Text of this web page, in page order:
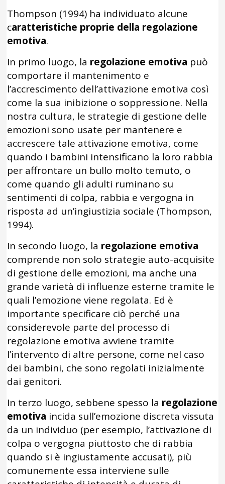
Thompson (1994) ha individuato alcune
caratteristiche proprie della regolazione
emotiva.
In primo luogo, la regolazione emotiva può
comportare il mantenimento e
l’accrescimento dell’attivazione emotiva così
come la sua inibizione o soppressione. Nella
nostra cultura, le strategie di gestione delle
emozioni sono usate per mantenere e
accrescere tale attivazione emotiva, come
quando i bambini intensificano la loro rabbia
per affrontare un bullo molto temuto, o
come quando gli adulti ruminano su
sentimenti di colpa, rabbia e vergogna in
risposta ad un’ingiustizia sociale (Thompson,
1994).
In secondo luogo, la regolazione emotiva
comprende non solo strategie auto-acquisite
di gestione delle emozioni, ma anche una
grande varietà di influenze esterne tramite le
quali l’emozione viene regolata. Ed è
importante specificare ciò perché una
considerevole parte del processo di
regolazione emotiva avviene tramite
l’intervento di altre persone, come nel caso
dei bambini, che sono regolati inizialmente
dai genitori.
In terzo luogo, sebbene spesso la regolazione
emotiva incida sull’emozione discreta vissuta
da un individuo (per esempio, l’attivazione di
colpa o vergogna piuttosto che di rabbia
quando si è ingiustamente accusati), più
comunemente essa interviene sulle